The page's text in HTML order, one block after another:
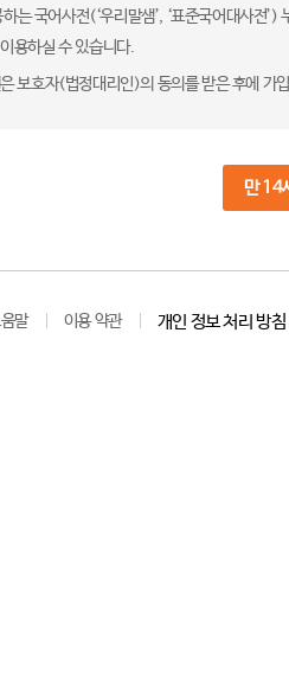
는 국어사전(‘우리말샘’, ‘표준국어대사전
용하실 수 있습니다.
보호자(법정대리인)의 동의를 받은 후에 가
만 14
말 이용 약관 개인 정보 처리 방침